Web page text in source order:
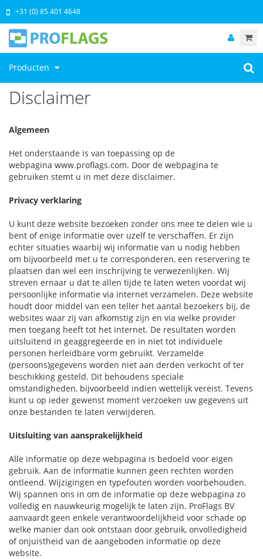
Producten
+31 (0) 85 401 4648
Disclaimer
Algemeen
Het onderstaande is van toepassing op de
webpagina www.proflags.com. Door de webpagina te
gebruiken stemt u in met deze disclaimer.
Privacy verklaring
U kunt deze website bezoeken zonder ons mee te delen wie u
bent of enige informatie over uzelf te verschaffen. Er zijn
echter situaties waarbij wij informatie van u nodig hebben
om bijvoorbeeld met u te corresponderen, een reservering te
plaatsen dan wel een inschrijving te verwezenlijken. Wij
streven ernaar u dat te allen tijde te laten weten voordat wij
persoonlijke informatie via internet verzamelen. Deze website
houdt door middel van een teller het aantal bezoekers bij, de
websites waar zij van afkomstig zijn en via welke provider
men toegang heeft tot het internet. De resultaten worden
uitsluitend in geaggregeerde en in niet tot individuele
personen herleidbare vorm gebruikt. Verzamelde
(persoons)gegevens worden niet aan derden verkocht of ter
beschikking gesteld. Dit behoudens speciale
omstandigheden, bijvoorbeeld indien wettelijk vereist. Tevens
kunt u op ieder gewenst moment verzoeken uw gegevens uit
onze bestanden te laten verwijderen.
Uitsluiting van aansprakelijkheid
Alle informatie op deze webpagina is bedoeld voor eigen
gebruik. Aan de informatie kunnen geen rechten worden
ontleend. Wijzigingen en typefouten worden voorbehouden.
Wij spannen ons in om de informatie op deze webpagina zo
volledig en nauwkeurig mogelijk te laten zijn. ProFlags BV
aanvaardt geen enkele verantwoordelijkheid voor schade op
welke manier dan ook ontstaan door gebruik, onvolledigheid
of onjuistheid van de aangeboden informatie op deze
website.